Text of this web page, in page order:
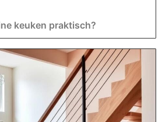
keuken praktisch?